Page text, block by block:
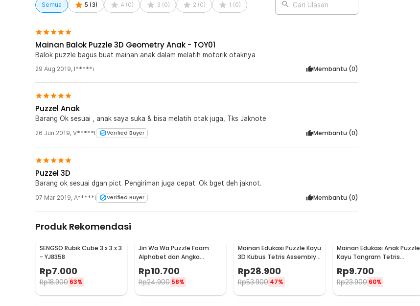
Semua 5 (3) 4 (0) 3 (0) 2 (0) 1 (0) Cari Ulasan
Mainan Balok Puzzle 3D Geometry Anak - TOY01
Balok puzzle bagus buat mainan anak dalam melatih motorik otaknya
29 Aug 2019, I*****i Membantu (0)
Puzzel Anak
Barang Ok sesuai , anak saya suka & bisa melatih otak juga, Tks Jaknote
26 Jun 2019, V*****t Verified Buyer Membantu (0)
Puzzel 3D
Barang ok sesuai dgan pict. Pengiriman juga cepat. Ok bget deh jaknot.
07 Mar 2019, A*****i Verified Buyer Membantu (0)
Produk Rekomendasi
SENGSO Rubik Cube 3 x 3 x 3
- YJ8358
Rp7.000
Rp18.900 63%
Jin Wa Wa Puzzle Foam
Alphabet dan Angka
Rp10.700
Rp24.900 58%
Mainan Edukasi Puzzle Kayu
3D Kubus Tetris Assembly
Brain Teaser
Rp28.900
Rp53.900 47%
Mainan Edukasi Anak Puzzle
Kayu Tangram Tetris
WO01
Rp9.700
Rp23.900 60%